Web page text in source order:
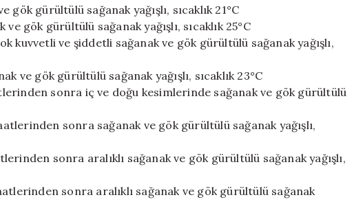
gürültülü sağanak yağışlı, sıcaklık 21°C
gök gürültülü sağanak yağışlı, sıcaklık 25°C
kuvvetli ve şiddetli sağanak ve gök gürültülü sağanak yağışlı,
ve gök gürültülü sağanak yağışlı, sıcaklık 23°C
sonra iç ve doğu kesimlerinde sağanak ve gök gürültülü
sonra sağanak ve gök gürültülü sağanak yağışlı,
sonra aralıklı sağanak ve gök gürültülü sağanak yağışlı,
sonra aralıklı sağanak ve gök gürültülü sağanak